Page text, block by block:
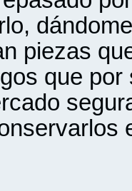
piezas
que